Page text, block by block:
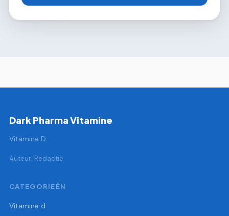
Dark Pharma Vitamine
Vitamine D
Auteur: Redactie
CATEGORIEËN
Vitamine d